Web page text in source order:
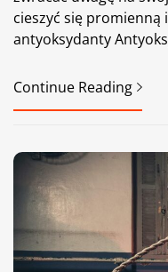
cieszyć się promienną
antyoksydanty
Continue Reading